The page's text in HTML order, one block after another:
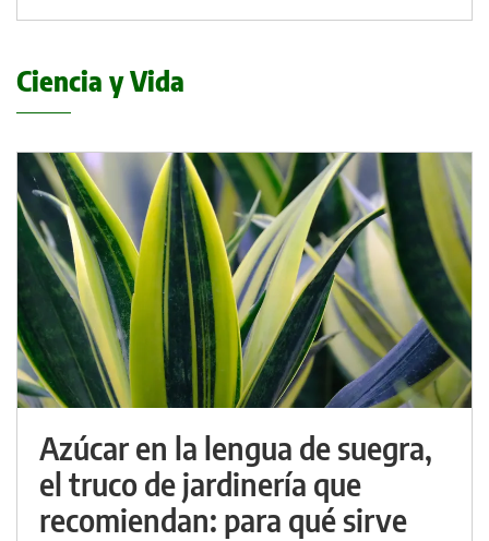
Ciencia y Vida
Azúcar en la lengua de suegra,
el truco de jardinería que
recomiendan: para qué sirve